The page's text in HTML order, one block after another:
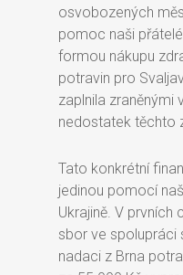
osvobozených
pomoc naši
formou nákupu
potravin pro
zaplnila zraněnými
nedostatek těchto
Tato konkrétní
jedinou pomocí
Ukrajině. V prvních
sbor ve spolupráci
nadaci z Brna